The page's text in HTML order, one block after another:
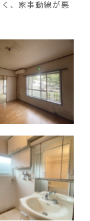
、家事動線が悪